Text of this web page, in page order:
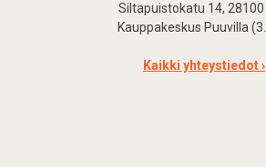
Siltapuistokatu 14, 28100
Kauppakeskus Puuvilla
Kaikki yhteystiedot ›